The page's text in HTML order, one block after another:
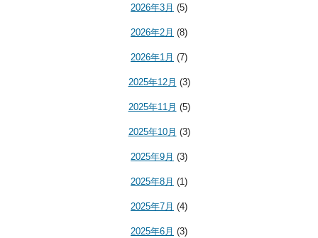
2026年3月 (5)
2026年2月 (8)
2026年1月 (7)
2025年12月 (3)
2025年11月 (5)
2025年10月 (3)
2025年9月 (3)
2025年8月 (1)
2025年7月 (4)
2025年6月 (3)